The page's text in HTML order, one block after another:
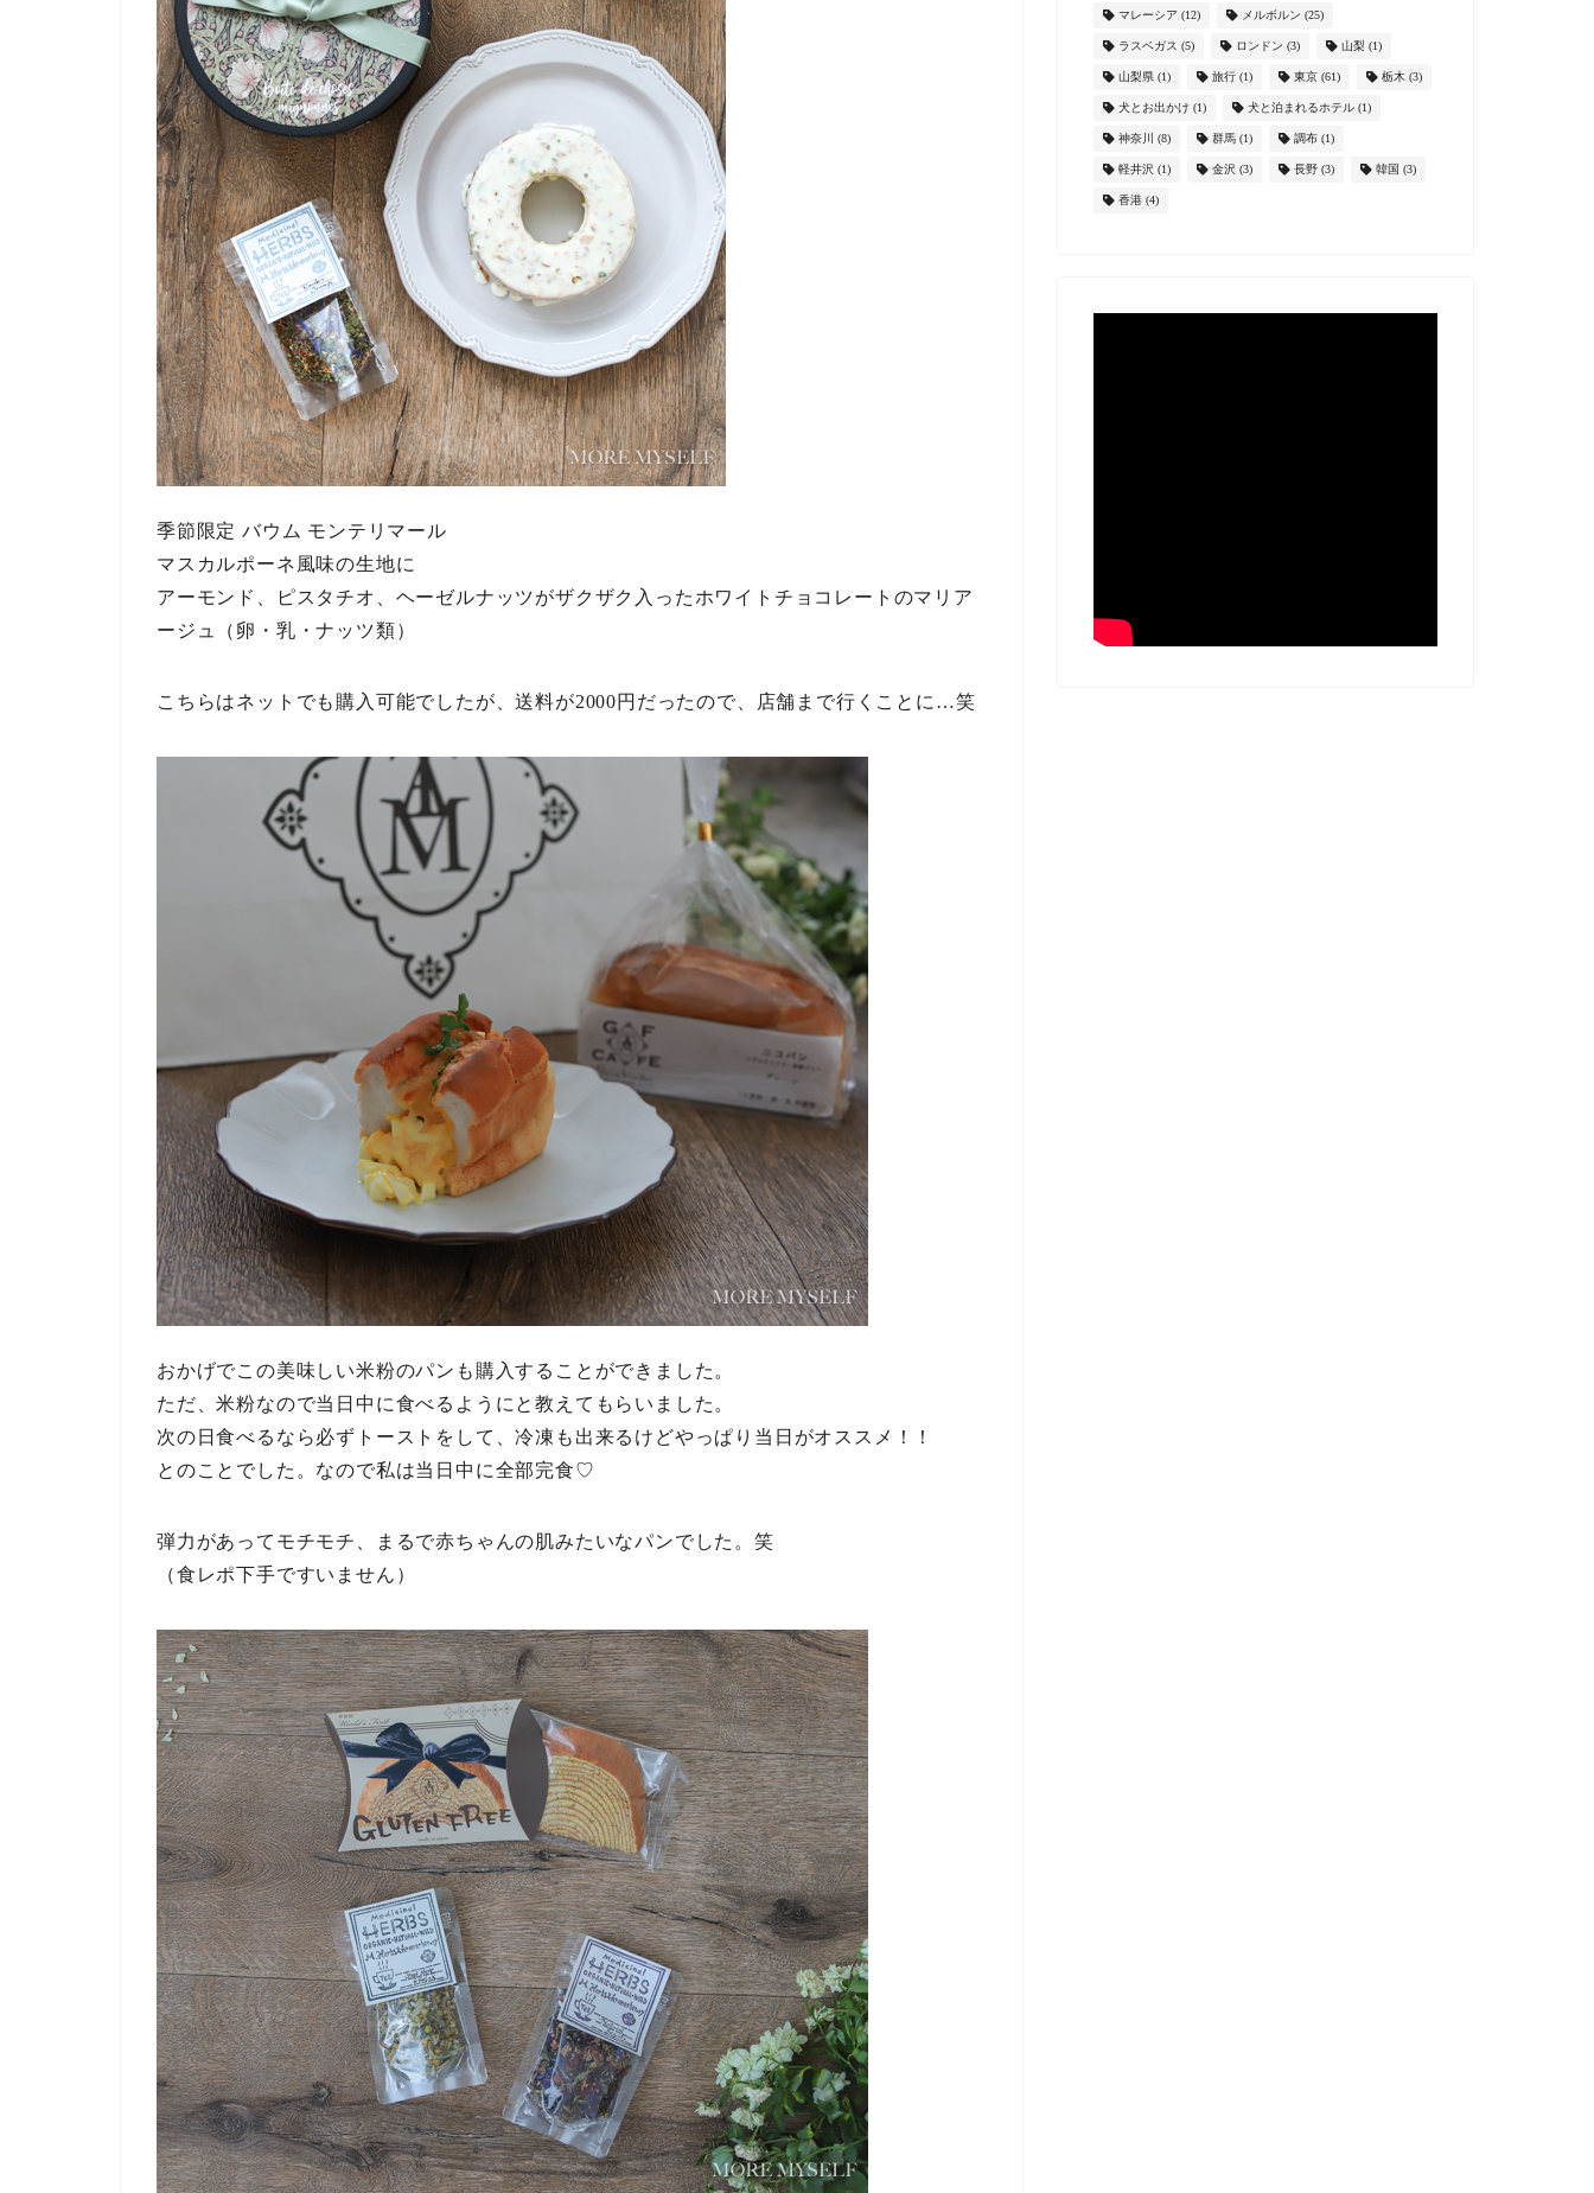
季節限定 バウム モンテリマール
マスカルポーネ風味の生地に
アーモンド、ピスタチオ、ヘーゼルナッツがザクザク入ったホワイトチョコレートのマリア
ージュ（卵・乳・ナッツ類）
こちらはネットでも購入可能でしたが、送料が2000円だったので、店舗まで行くことに…笑
おかげでこの美味しい米粉のパンも購入することができました。
ただ、米粉なので当日中に食べるようにと教えてもらいました。
次の日食べるなら必ずトーストをして、冷凍も出来るけどやっぱり当日がオススメ！！
とのことでした。なので私は当日中に全部完食♡
弾力があってモチモチ、まるで赤ちゃんの肌みたいなパンでした。笑
（食レポ下手ですいません）
マレーシア (12) メルボルン (25)
ラスベガス (5) ロンドン (3) 山梨 (1)
山梨県(1) 旅行(1) 東京(61) 栃木(3)
犬とお出かけ (1) 犬と泊まれるホテル(1)
神奈川 (8) 群馬(1) 調布(1)
軽井沢 (1) 金沢 (3) 長野(3) 韓国 (3)
香港(4)